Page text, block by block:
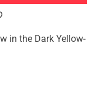
in the Dark Yellow-